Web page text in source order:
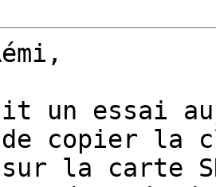
un essai
copier la
sur la carte